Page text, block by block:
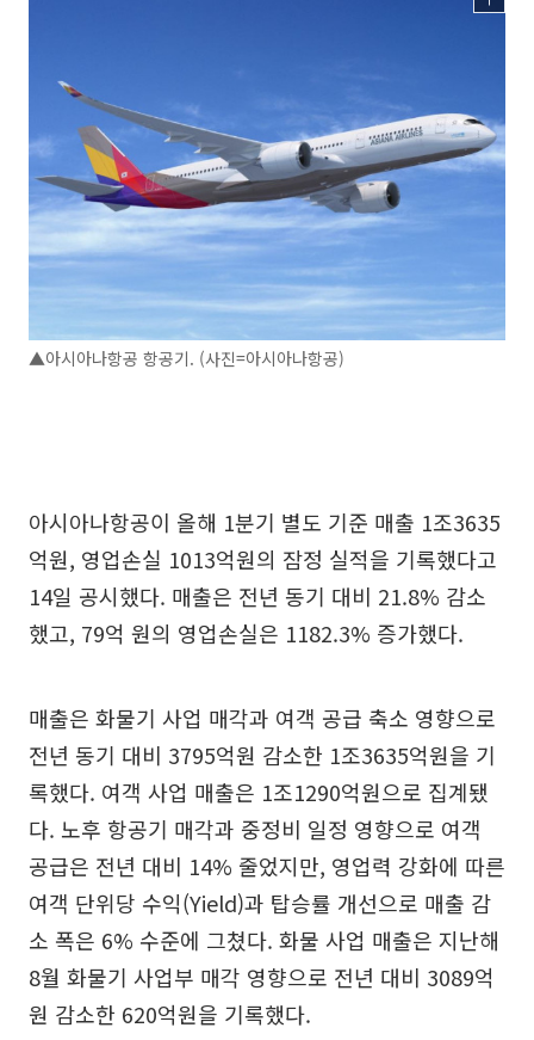
▲아시아나항공 항공기. (사진=아시아나항공)
아시아나항공이 올해 1분기 별도 기준 매출 1조3635
억원, 영업손실 1013억원의 잠정 실적을 기록했다고
14일 공시했다. 매출은 전년 동기 대비 21.8% 감소
했고, 79억 원의 영업손실은 1182.3% 증가했다.
매출은 화물기 사업 매각과 여객 공급 축소 영향으로
전년 동기 대비 3795억원 감소한 1조3635억원을 기
록했다. 여객 사업 매출은 1조1290억원으로 집계됐
다. 노후 항공기 매각과 중정비 일정 영향으로 여객
공급은 전년 대비 14% 줄었지만, 영업력 강화에 따른
여객 단위당 수익(Yield)과 탑승률 개선으로 매출 감
소 폭은 6% 수준에 그쳤다. 화물 사업 매출은 지난해
8월 화물기 사업부 매각 영향으로 전년 대비 3089억
원 감소한 620억원을 기록했다.